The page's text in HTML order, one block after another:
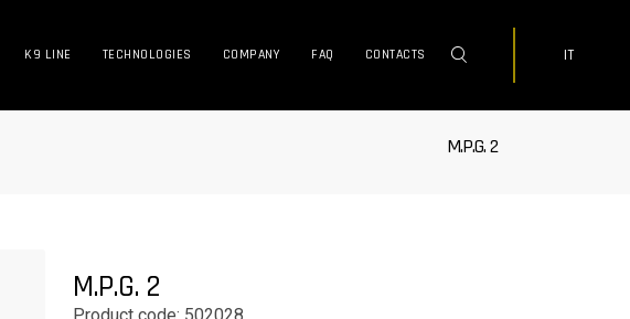
K9 LINE TECHNOLOGIES COMPANY FAQ CONTACTS IT
M.P.G. 2
M.P.G. 2